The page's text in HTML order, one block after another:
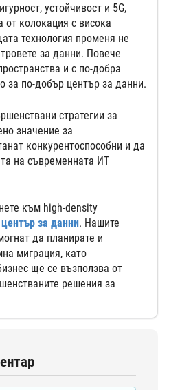
устойчивост и 5G,
от колокация с висока
технология променя не
за данни. Повече
и с по-добра
за по-добър център за данни.
стратегии за
значение за
конкурентоспособни и да
на съвременната ИТ
към high-density
център за данни. Нашите
да планирате и
миграция, като
ще се възползва от
решения за